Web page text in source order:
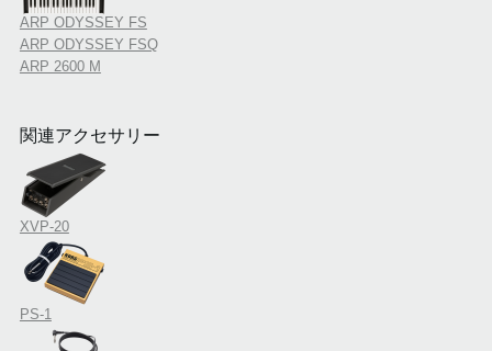
ARP ODYSSEY FS
ARP ODYSSEY FSQ
ARP 2600 M
関連アクセサリー
XVP-20
PS-1